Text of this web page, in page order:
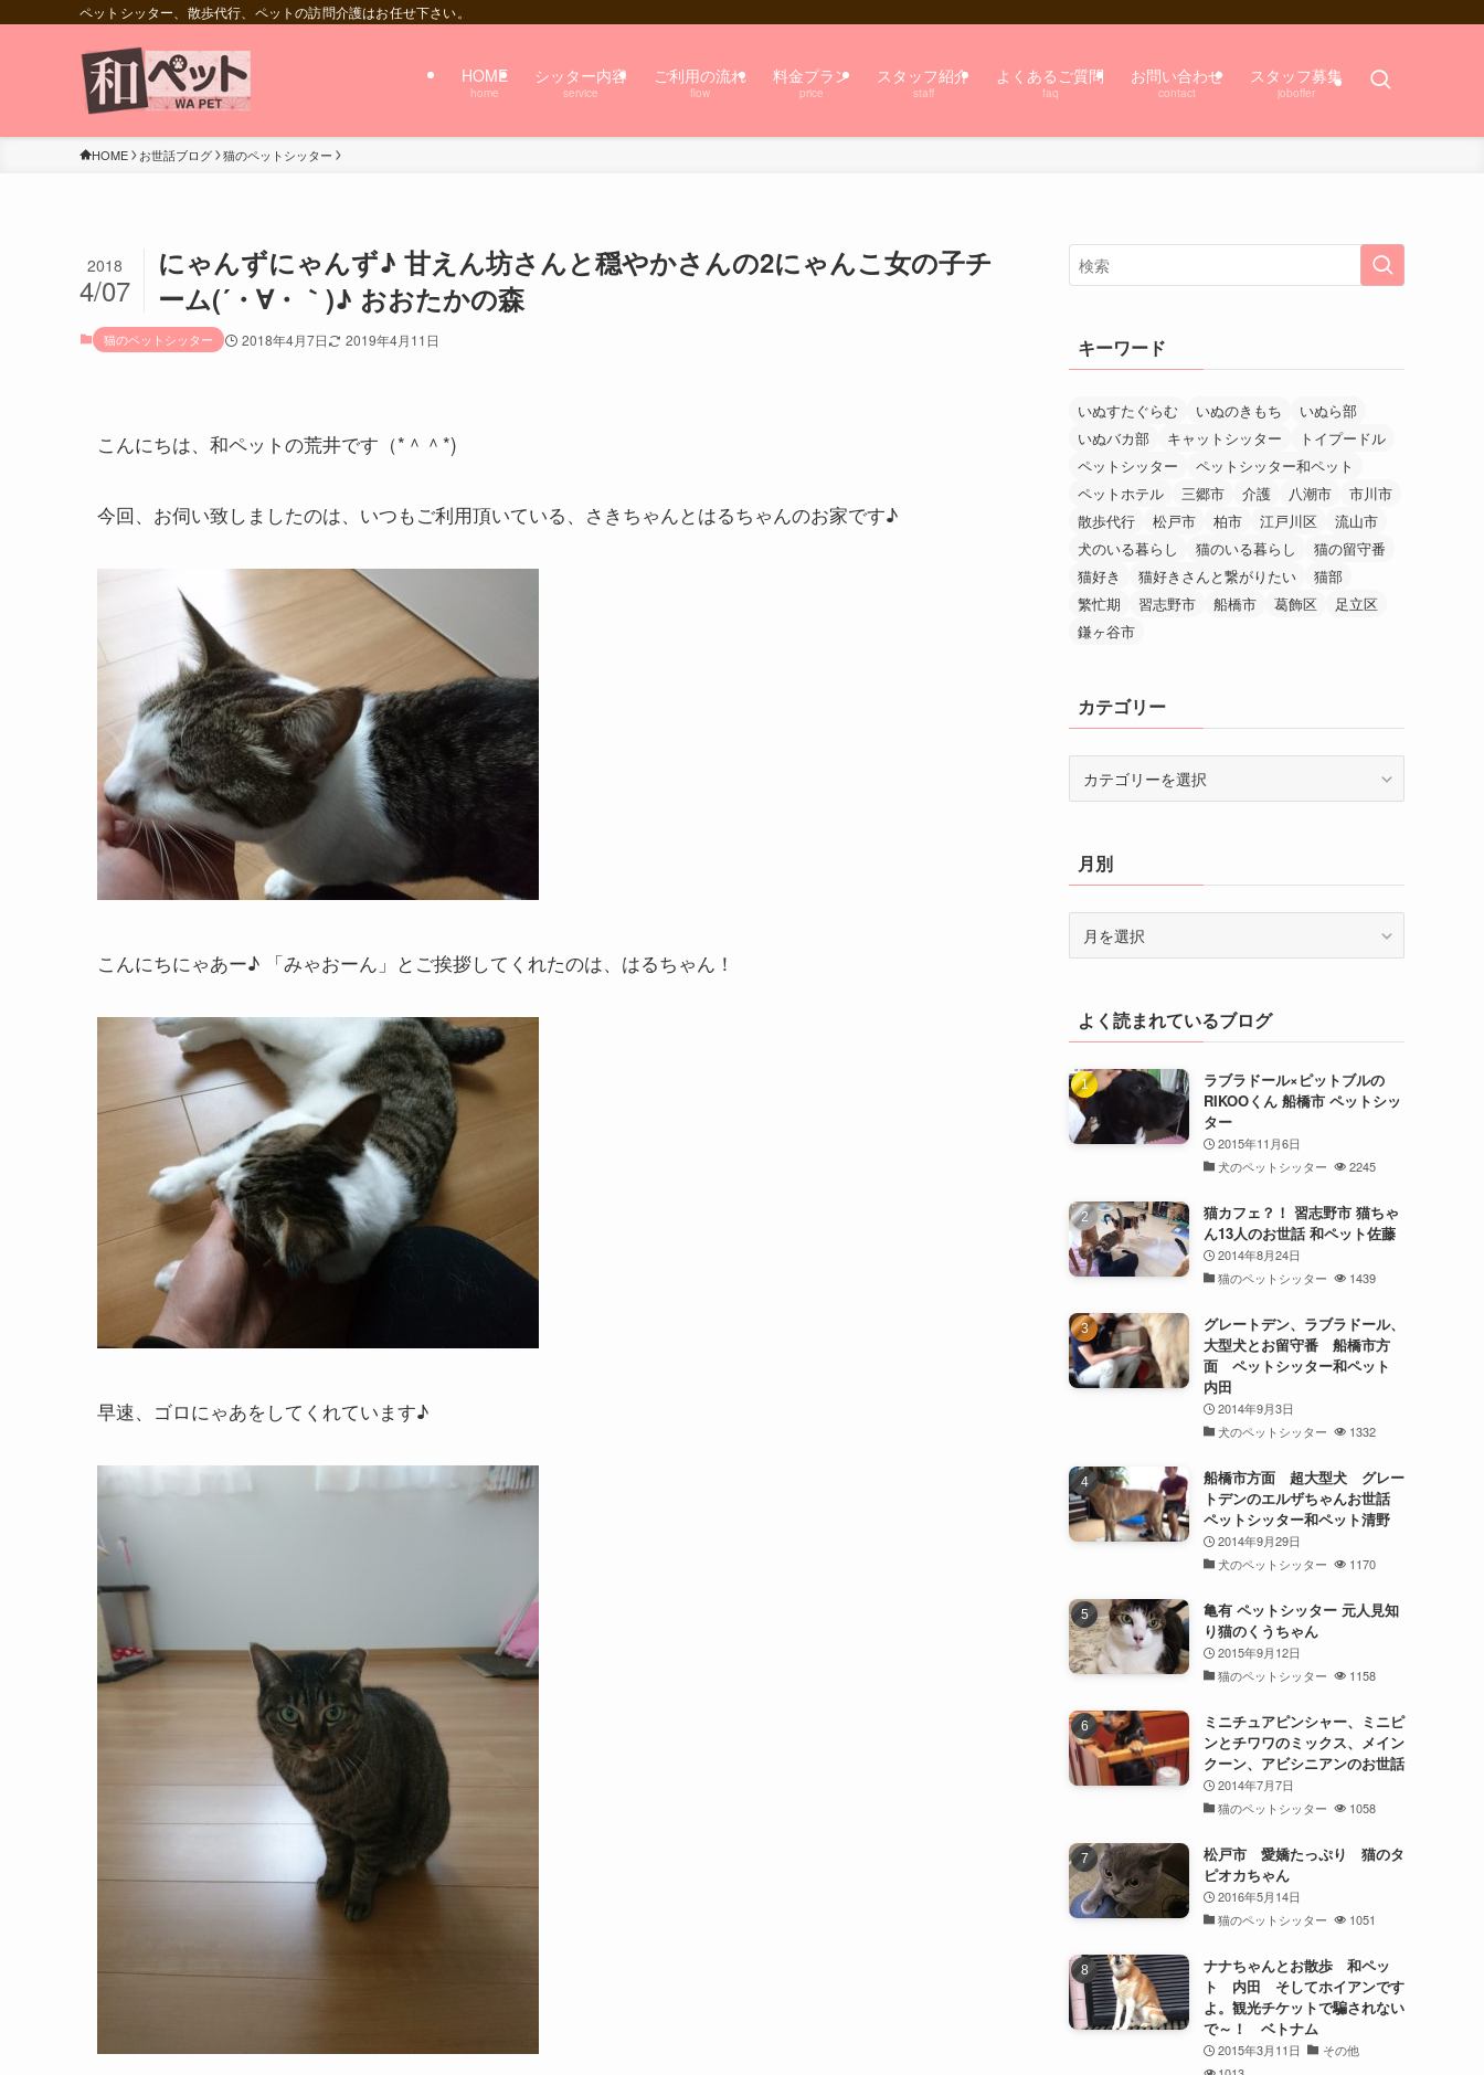
ペットシッター、散歩代行、ペットの訪問介護はお任せ下さい。
HOME
home
シッター内容
service
ご利用の流れ
flow
料金プラン
price
スタッフ紹介
staff
よくあるご質問
faq
お問い合わせ
contact
スタッフ募集
joboffer
HOME お世話ブログ 猫のペットシッター
にゃんずにゃんず♪ 甘えん坊さんと穏やかさんの2にゃんこ女の子チ
ーム(´・∀・｀)♪ おおたかの森
2018
4/07
猫のペットシッター 2018年4月7日 2019年4月11日
こんにちは、和ペットの荒井です（*＾＾*)
今回、お伺い致しましたのは、いつもご利用頂いている、さきちゃんとはるちゃんのお家です♪
こんにちにゃあー♪ 「みゃおーん」とご挨拶してくれたのは、はるちゃん！
早速、ゴロにゃあをしてくれています♪
キーワード
いぬすたぐらむ いぬのきもち
いぬら部
いぬバカ部
キャットシッター
トイプードル
ペットシッター
ペットシッター和ペット
ペットホテル
三郷市 介護 八潮市
市川市
散歩代行
松戸市 柏市 江戸川区
流山市
犬のいる暮らし
猫のいる暮らし
猫の留守番
猫好き
猫好きさんと繋がりたい
猫部
繁忙期
習志野市 船橋市 葛飾区
足立区
鎌ヶ谷市
カテゴリー
ー月別
よく読まれているブログ
ラブラドール×ピットブルの
RIKOOくん 船橋市 ペットシッ
ター
2015年11月6日
犬のペットシッター
2245
猫カフェ？！ 習志野市 猫ちゃ
ん13人のお世話 和ペット佐藤
2014年8月24日
猫のペットシッター
1439
グレートデン、ラブラドール、
大型犬とお留守番 船橋市方
面 ペットシッター和ペット
内田
2014年9月3日
犬のペットシッター
1332
船橋市方面 超大型犬 グレー
トデンのエルザちゃんお世話
ペットシッター和ペット清野
2014年9月29日
犬のペットシッター
1170
亀有 ペットシッター 元人見知
り猫のくうちゃん
2015年9月12日
猫のペットシッター
1158
ミニチュアピンシャー、ミニピ
ンとチワワのミックス、メイン
クーン、アビシニアンのお世話
2014年7月7日
猫のペットシッター
1058
松戸市 愛嬌たっぷり 猫のタ
ピオカちゃん
2016年5月14日
猫のペットシッター
1051
ナナちゃんとお散歩 和ペッ
ト 内田 そしてホイアンです
よ。観光チケットで騙されない
で～！ ベトナム
2015年3月11日
その他